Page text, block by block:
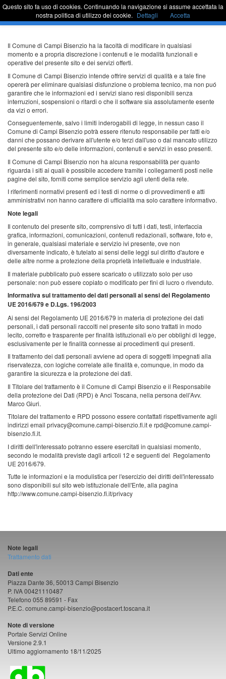
Passa
contenuto
barra
Sportello Unico
Il Comune di Campi Bisenzio ha la facoltà di modificare in qualsiasi
momento e a propria discrezione i contenuti e le modalità funzionali e
operative del presente sito e dei servizi offerti.
Il Comune di Campi Bisenzio intende offrire servizi di qualità e a tale fine
opererà per eliminare qualsiasi disfunzione o problema tecnico, ma non puó
garantire che le informazioni ed i servizi siano resi disponibili senza
interruzioni, sospensioni o ritardi o che il software sia assolutamente esente
da vizi o errori.
Conseguentemente, salvo i limiti inderogabili di legge, in nessun caso il
Comune di Campi Bisenzio potrà essere ritenuto responsabile per fatti e/o
danni che possano derivare all'utente e/o terzi dall'uso o dal mancato utilizzo
del presente sito e/o delle informazioni, contenuti e servizi in esso presenti.
Il Comune di Campi Bisenzio non ha alcuna responsabilità per quanto
riguarda i siti ai quali è possibile accedere tramite i collegamenti posti nelle
pagine del sito, forniti come semplice servizio agli utenti della rete.
I riferimenti normativi presenti ed i testi di norme o di provvedimenti e atti
amministrativi non hanno carattere di ufficialità ma solo carattere informativo.
Note legali
Il contenuto del presente sito, comprensivo di tutti i dati, testi, interfaccia
grafica, informazioni, comunicazioni, contenuti redazionali, software, foto e,
in generale, qualsiasi materiale e servizio ivi presente, ove non
diversamente indicato, è tutelato ai sensi delle leggi sul diritto d'autore e
delle altre norme a protezione della proprietà intellettuale e industriale.
Il materiale pubblicato può essere scaricato o utilizzato solo per uso
personale: non può essere copiato o modificato per fini di lucro o rivenduto.
Informativa sul trattamento dei dati personali ai sensi del Regolamento
UE 2016/679 e D.Lgs. 196/2003
Ai sensi del Regolamento UE 2016/679 in materia di protezione dei dati
personali, i dati personali raccolti nel presente sito sono trattati in modo
lecito, corretto e trasparente per finalità istituzionali e/o per obblighi di legge,
esclusivamente per le finalità connesse ai procedimenti qui presenti.
Il trattamento dei dati personali avviene ad opera di soggetti impegnati alla
riservatezza, con logiche correlate alle finalità e, comunque, in modo da
garantire la sicurezza e la protezione dei dati.
Il Titolare del trattamento è il Comune di Campi Bisenzio e il Responsabile
della protezione dei Dati (RPD) è Anci Toscana, nella persona dell'Avv.
Marco Giuri.
Titolare del trattamento e RPD possono essere contattati rispettivamente agli
indirizzi email privacy@comune.campi-bisenzio.fi.it e rpd@comune.campi-
bisenzio.fi.it.
I diritti dell'interessato potranno essere esercitati in qualsiasi momento,
secondo le modalità previste dagli articoli 12 e seguenti del Regolamento
UE 2016/679.
Tutte le informazioni e la modulistica per l'esercizio dei diritti dell'interessato
sono disponibili sul sito web istituzionale dell'Ente, alla pagina
http://www.comune.campi-bisenzio.fi.it/privacy
Note legali
Trattamento dati
Dati ente
Piazza Dante 36, 50013 Campi Bisenzio
P. IVA 00421110487
Telefono 055 89591 - Fax
P.E.C. comune.campi-bisenzio@postacert.toscana.it
Note di versione
Portale Servizi Online
Versione 2.9.1
Ultimo aggiornamento 18/11/2025
Questo sito fa uso di cookies. Continuando la navigazione si assume accettata la
nostra politica di utilizzo dei cookie. Dettagli Accetta